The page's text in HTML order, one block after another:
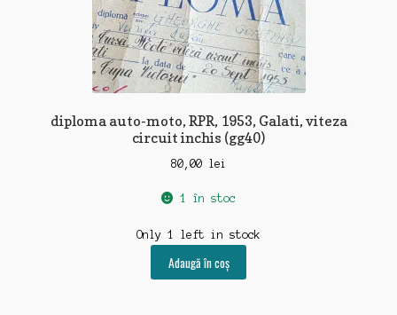
diploma auto-moto, RPR, 1953, Galati, viteza
circuit inchis (gg40)
80,00 lei
1 în stoc
Only 1 left in stock
Adaugă în coș